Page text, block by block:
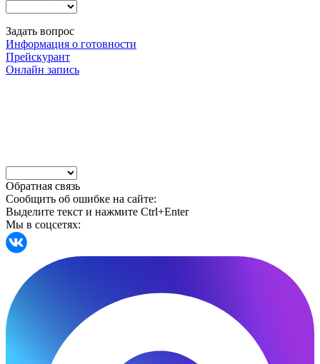
Задать вопрос
Информация о готовности
Прейскурант
Онлайн запись
Обратная связь
Сообщить об ошибке на сайте:
Выделите текст и нажмите Ctrl+Enter
Мы в соцсетях: